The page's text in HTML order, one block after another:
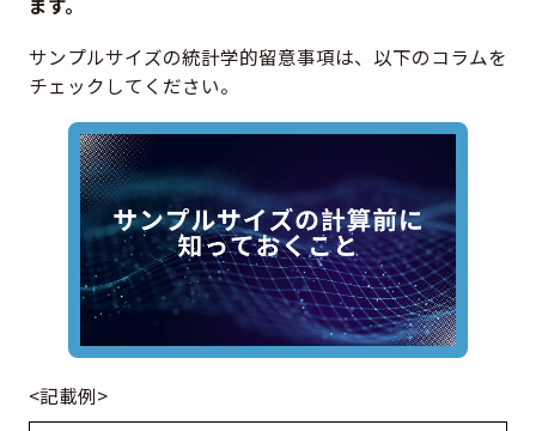
サンプルサイズの統計学的留意事項は、以下のコラムを
チェックしてください。
<記載例>